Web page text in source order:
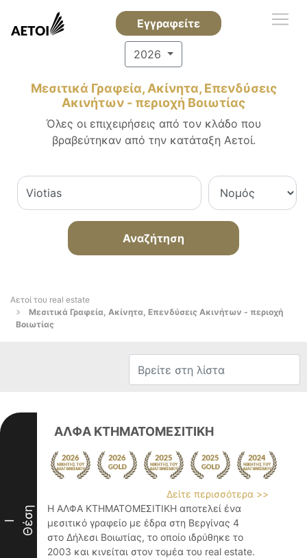
Εγγραφείτε
2026
Μεσιτικά Γραφεία, Ακίνητα, Επενδύσεις
Ακινήτων - περιοχή Βοιωτίας
Όλες οι επιχειρήσεις από τον κλάδο που
βραβεύτηκαν από την κατάταξη Αετοί.
Αναζήτηση
Αετοί του real estate
Μεσιτικά Γραφεία, Ακίνητα, Επενδύσεις Ακινήτων - περιοχή
Βοιωτίας
I Θέση
ΑΛΦΑ ΚΤΗΜΑΤΟΜΕΣΙΤΙΚΗ
Δείτε περισσότερα >>
Η ΑΛΦΑ ΚΤΗΜΑΤΟΜΕΣΙΤΙΚΗ αποτελεί ένα
μεσιτικό γραφείο με έδρα στη Βεργίνας 4
στο Δήλεσι Βοιωτίας, το οποίο ιδρύθηκε το
2003 και κινείται στον τομέα του real estate.